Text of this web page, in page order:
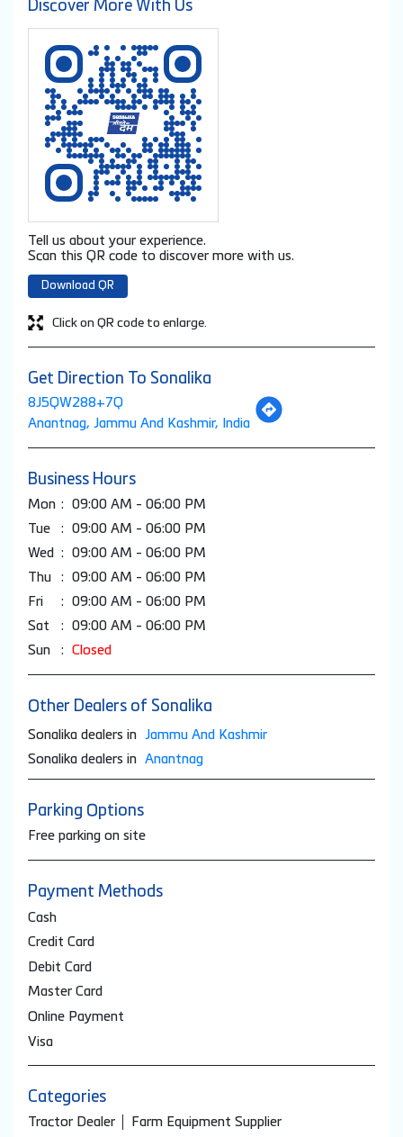
Discover More With Us
Tell us about your experience.
Scan this QR code to discover more with us.
Download QR
Click on QR code to enlarge.
Get Direction To Sonalika
8J5QW288+7Q
Anantnag, Jammu And Kashmir, India
Business Hours
Mon
09:00 AM - 06:00 PM
Tue
09:00 AM - 06:00 PM
Wed
09:00 AM - 06:00 PM
Thu
09:00 AM - 06:00 PM
Fri
09:00 AM - 06:00 PM
Sat
09:00 AM - 06:00 PM
Sun
Closed
Other Dealers of Sonalika
Sonalika dealers in Jammu And Kashmir
Sonalika dealers in Anantnag
Parking Options
Free parking on site
Payment Methods
Cash
Credit Card
Debit Card
Master Card
Online Payment
Visa
Categories
Tractor Dealer Farm Equipment Supplier